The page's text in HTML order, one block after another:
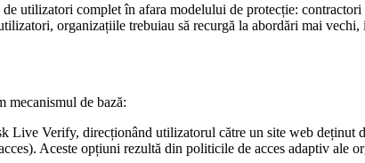
utilizatori complet în afara modelului de protecție:
organizațiile trebuiau să recurgă la abordări mai
mecanismul de bază:
Live Verify, direcționând utilizatorul către un site web deținut
Aceste opțiuni rezultă din politicile de acces adaptiv ale